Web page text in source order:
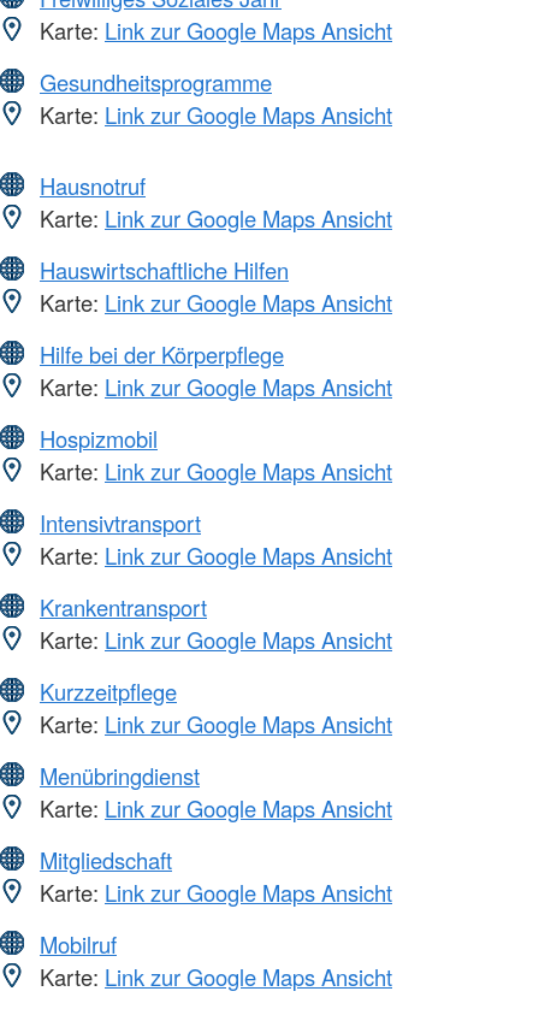
Karte: Link zur Google Maps Ansicht
Gesundheitsprogramme
Karte: Link zur Google Maps Ansicht
Hausnotruf
Karte: Link zur Google Maps Ansicht
Hauswirtschaftliche Hilfen
Karte: Link zur Google Maps Ansicht
Hilfe bei der Körperpflege
Karte: Link zur Google Maps Ansicht
Hospizmobil
Karte: Link zur Google Maps Ansicht
Intensivtransport
Karte: Link zur Google Maps Ansicht
Krankentransport
Karte: Link zur Google Maps Ansicht
Kurzzeitpflege
Karte: Link zur Google Maps Ansicht
Menübringdienst
Karte: Link zur Google Maps Ansicht
Mitgliedschaft
Karte: Link zur Google Maps Ansicht
Mobilruf
Karte: Link zur Google Maps Ansicht